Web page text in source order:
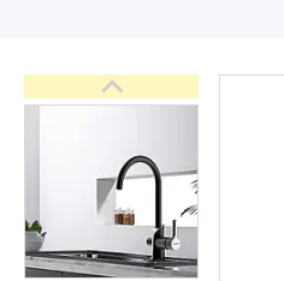
Душові трапи, дренажні
Аксесуари для ванної
Запчастини та комплектуючі